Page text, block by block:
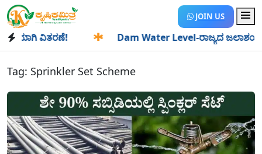
JOIN US
ವಿತರಣೆ! Dam Water Level-ರಾಜ್ಯದ ಜಲಾಶಯಗಳಿಗೆ
Tag: Sprinkler Set Scheme